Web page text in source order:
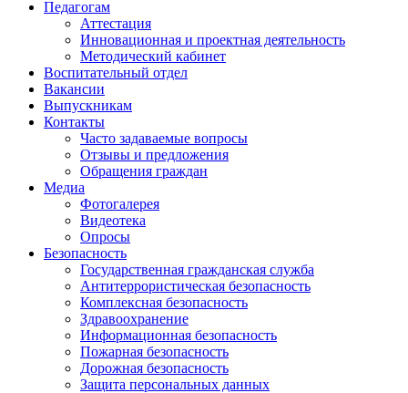
Педагогам
Аттестация
Инновационная и проектная деятельность
Методический кабинет
Воспитательный отдел
Вакансии
Выпускникам
Контакты
Часто задаваемые вопросы
Отзывы и предложения
Обращения граждан
Медиа
Фотогалерея
Видеотека
Опросы
Безопасность
Государственная гражданская служба
Антитеррористическая безопасность
Комплексная безопасность
Здравоохранение
Информационная безопасность
Пожарная безопасность
Дорожная безопасность
Защита персональных данных